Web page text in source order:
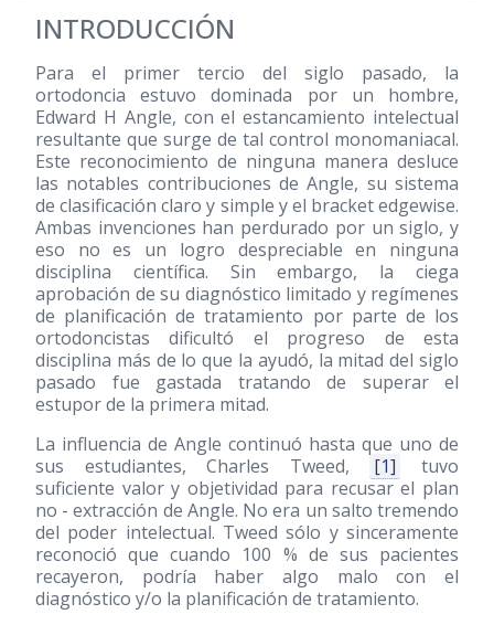
INTRODUCCIÓN
Para el primer tercio del siglo pasado, la
ortodoncia estuvo dominada por un hombre,
Edward H Angle, con el estancamiento intelectual
resultante que surge de tal control monomaniacal.
Este reconocimiento de ninguna manera desluce
las notables contribuciones de Angle, su sistema
de clasificación claro y simple y el bracket edgewise.
Ambas invenciones han perdurado por un siglo, y
eso no es un logro despreciable en ninguna
disciplina científica. Sin embargo, la ciega
aprobación de su diagnóstico limitado y regímenes
de planificación de tratamiento por parte de los
ortodoncistas dificultó el progreso de esta
disciplina más de lo que la ayudó, la mitad del siglo
pasado fue gastada tratando de superar el
estupor de la primera mitad.
La influencia de Angle continuó hasta que uno de
sus estudiantes, Charles Tweed,
[1]
tuvo
suficiente valor y objetividad para recusar el plan
no - extracción de Angle. No era un salto tremendo
del poder intelectual. Tweed sólo y sinceramente
reconoció que cuando 100 % de sus pacientes
recayeron, podría haber algo malo con el
diagnóstico y/o la planificación de tratamiento.